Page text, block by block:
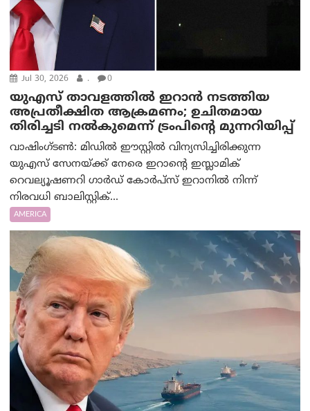
Jul 30, 2026 . 0
യുഎസ് താവളത്തിൽ ഇറാൻ നടത്തിയ
അപ്രതീക്ഷിത ആക്രമണം; ഉചിതമായ
തിരിച്ചടി നൽകുമെന്ന് ട്രം‌പിന്റെ മുന്നറിയിപ്പ്
വാഷിംഗ്ടണ്‍: മിഡിൽ ഈസ്റ്റിൽ വിന്യസിച്ചിരിക്കുന്ന
യുഎസ് സേനയ്ക്ക് നേരെ ഇറാന്റെ ഇസ്ലാമിക്
റെവല്യൂഷണറി ഗാർഡ് കോർപ്സ് ഇറാനിൽ നിന്ന്
നിരവധി ബാലിസ്റ്റിക്...
AMERICA